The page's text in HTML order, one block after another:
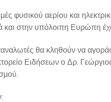
φυσικού αερίου και
στην υπόλοιπη Ευρώπη
θα κληθούν να
Ειδήσεων ο Δρ.